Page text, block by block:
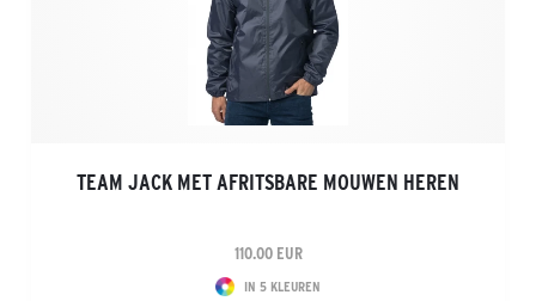
TEAM JACK MET AFRITSBARE MOUWEN HEREN
110.00 EUR
IN 5 KLEUREN